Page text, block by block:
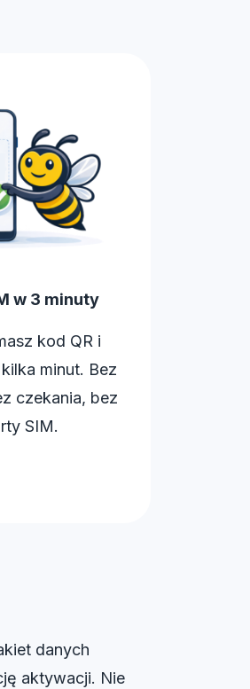
w 3 minuty
kod QR i
minut. Bez
czekania, bez
SIM.
danych
aktywacji. Nie